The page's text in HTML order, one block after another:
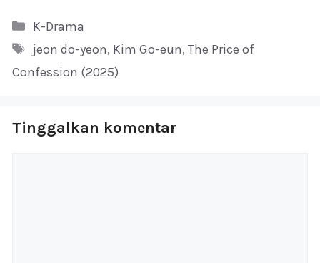
Kategori
K-Drama
Tag
jeon do-yeon, Kim Go-eun, The Price of
Confession (2025)
Tinggalkan komentar